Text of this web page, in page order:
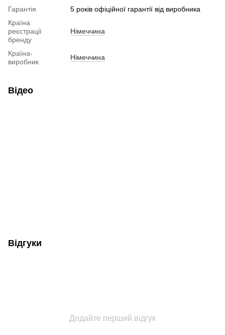
Гарантія
5 років офіційної гарантії від виробника
Країна
реєстрації
бренду
Німеччина
Країна-
виробник
Німеччина
Відео
Відгуки
Додайте перший відгук